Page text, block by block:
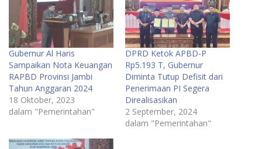
Gubernur Al Haris
Sampaikan Nota Keuangan
RAPBD Provinsi Jambi
Tahun Anggaran 2024
18 Oktober, 2023
dalam "Pemerintahan"
DPRD Ketok APBD-P
Rp5.193 T, Gubernur
Diminta Tutup Defisit dari
Penerimaan PI Segera
Direalisasikan
2 September, 2024
dalam "Pemerintahan"